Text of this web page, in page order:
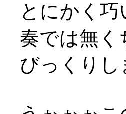
とにかく
奏では無く
びっくりし